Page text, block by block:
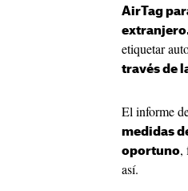
AirTag
etiquetar
través de
El informe
medidas
oportuno,
así.